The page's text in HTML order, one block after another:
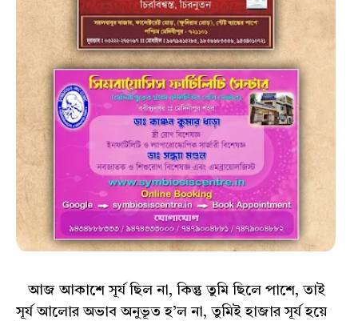
আজ আকাশে সূর্য ছিল না, কিন্তু তুমি ছিলে পাশে, তাই
সূর্য আলোর অভাব অনুভূত হ’ল না, তুমিই হাজার সূর্য হয়ে